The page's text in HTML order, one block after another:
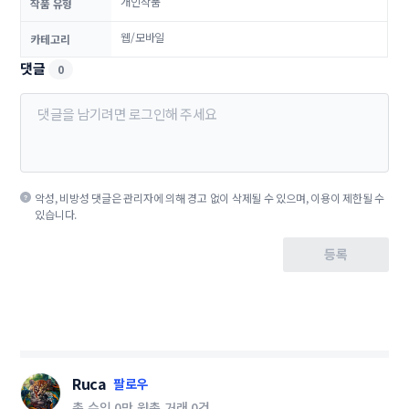
작품 유형
카테고리 웹/모바일
댓글 0
악성, 비방성 댓글은 관리자에 의해 경고 없이 삭제될 수 있으며, 이용이 제한될 수
있습니다.
등록
Ruca 팔로우